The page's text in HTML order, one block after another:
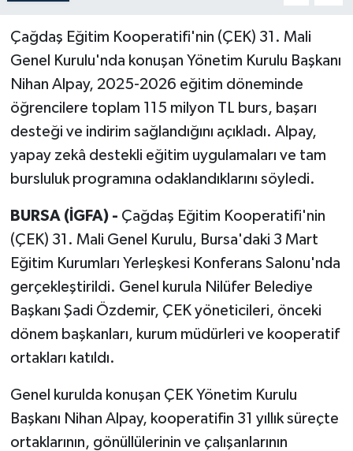
Çağdaş Eğitim Kooperatifi'nin (ÇEK) 31. Mali
Genel Kurulu'nda konuşan Yönetim Kurulu Başkanı
Nihan Alpay, 2025-2026 eğitim döneminde
öğrencilere toplam 115 milyon TL burs, başarı
desteği ve indirim sağlandığını açıkladı. Alpay,
yapay zekâ destekli eğitim uygulamaları ve tam
bursluluk programına odaklandıklarını söyledi.
BURSA (İGFA) - Çağdaş Eğitim Kooperatifi'nin
(ÇEK) 31. Mali Genel Kurulu, Bursa'daki 3 Mart
Eğitim Kurumları Yerleşkesi Konferans Salonu'nda
gerçekleştirildi. Genel kurula Nilüfer Belediye
Başkanı Şadi Özdemir, ÇEK yöneticileri, önceki
dönem başkanları, kurum müdürleri ve kooperatif
ortakları katıldı.
Genel kurulda konuşan ÇEK Yönetim Kurulu
Başkanı Nihan Alpay, kooperatifin 31 yıllık süreçte
ortaklarının, gönüllülerinin ve çalışanlarının